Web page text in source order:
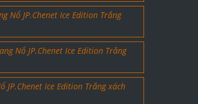
Nổ JP.Chenet Ice Edition Trắng
Nổ JP.Chenet Ice Edition Trắng
JP.Chenet Ice Edition Trắng xách